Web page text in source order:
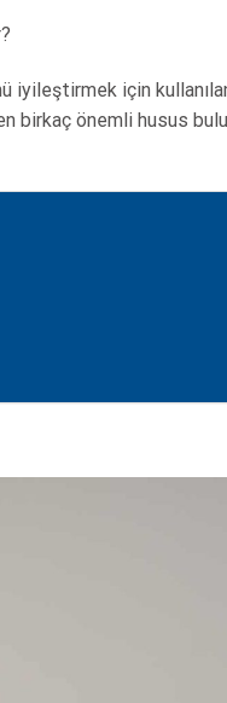
iyileştirmek için
birkaç önemli husus